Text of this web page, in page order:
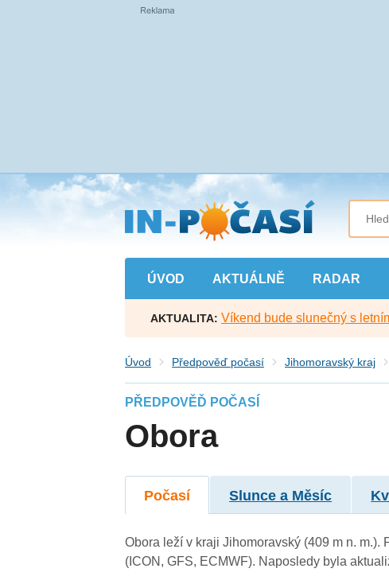
Přejít
na
hlavní
obsah
ÚVOD AKTUÁLNĚ RADAR
AKTUALITA: Víkend bude slunečný s
Úvod Předpověď počasí Jihomoravský kraj
PŘEDPOVĚĎ POČASÍ
Obora
Počasí Slunce a Měsíc
Obora leží v kraji Jihomoravský (409 m n.
(ICON, GFS, ECMWF). Naposledy byla